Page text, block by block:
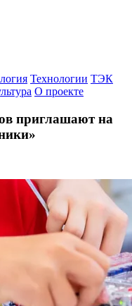
Технологии ТЭК
О проекте
приглашают на